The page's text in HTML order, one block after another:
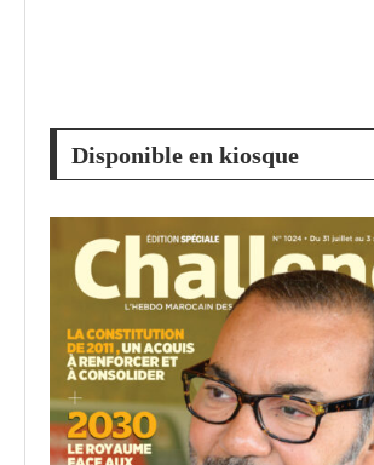
Disponible en kiosque